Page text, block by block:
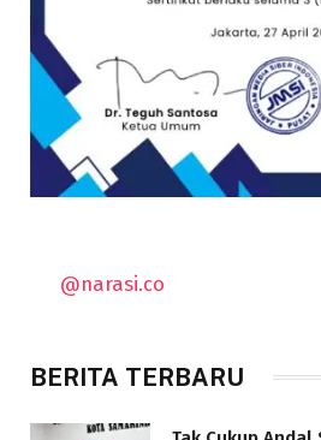
@narasi.co
BERITA TERBARU